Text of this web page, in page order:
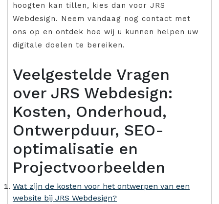
hoogten kan tillen, kies dan voor JRS
Webdesign. Neem vandaag nog contact met
ons op en ontdek hoe wij u kunnen helpen uw
digitale doelen te bereiken.
Veelgestelde Vragen
over JRS Webdesign:
Kosten, Onderhoud,
Ontwerpduur, SEO-
optimalisatie en
Projectvoorbeelden
Wat zijn de kosten voor het ontwerpen van een
website bij JRS Webdesign?